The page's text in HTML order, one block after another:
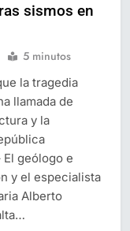
sismos en
5 minutos
la tragedia
llamada de
y la
El geólogo e
y el especialista
Alberto